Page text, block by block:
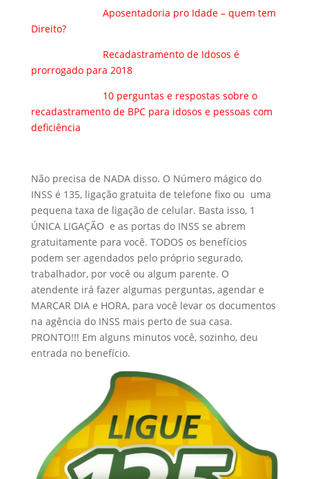
Aposentadoria pro Idade – quem tem
Direito?
Recadastramento de Idosos é
prorrogado para 2018
10 perguntas e respostas sobre o
recadastramento de BPC para idosos e pessoas com
deficiência
Não precisa de NADA disso. O Número mágico do
INSS é 135, ligação gratuita de telefone fixo ou uma
pequena taxa de ligação de celular. Basta isso, 1
ÚNICA LIGAÇÃO e as portas do INSS se abrem
gratuitamente para você. TODOS os benefícios
podem ser agendados pelo próprio segurado,
trabalhador, por você ou algum parente. O
atendente irá fazer algumas perguntas, agendar e
MARCAR DIA e HORA, para você levar os documentos
na agência do INSS mais perto de sua casa.
PRONTO!!! Em alguns minutos você, sozinho, deu
entrada no benefício.